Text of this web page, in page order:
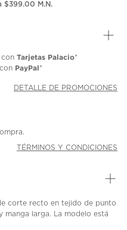
$399.00 M.N.
con Tarjetas Palacio*
PayPal*
DETALLE DE PROMOCIONES
TÉRMINOS Y CONDICIONES
corte recto en tejido de punto
manga larga. La modelo está